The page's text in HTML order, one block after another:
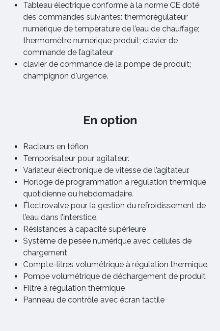
Tableau électrique conforme à la norme CE doté
des commandes suivantes: thermorégulateur
numérique de température de l’eau de chauffage;
thermomètre numérique produit; clavier de
commande de l’agitateur
clavier de commande de la pompe de produit;
champignon d'urgence.
En option
Racleurs en téflon
Temporisateur pour agitateur.
Variateur électronique de vitesse de l’agitateur.
Horloge de programmation à régulation thermique
quotidienne ou hebdomadaire.
Électrovalve pour la gestion du refroidissement de
l’eau dans l’interstice.
Résistances à capacité supérieure
Système de pesée numérique avec cellules de
chargement
Compte-litres volumétrique à régulation thermique.
Pompe volumétrique de déchargement de produit
Filtre à régulation thermique
Panneau de contrôle avec écran tactile